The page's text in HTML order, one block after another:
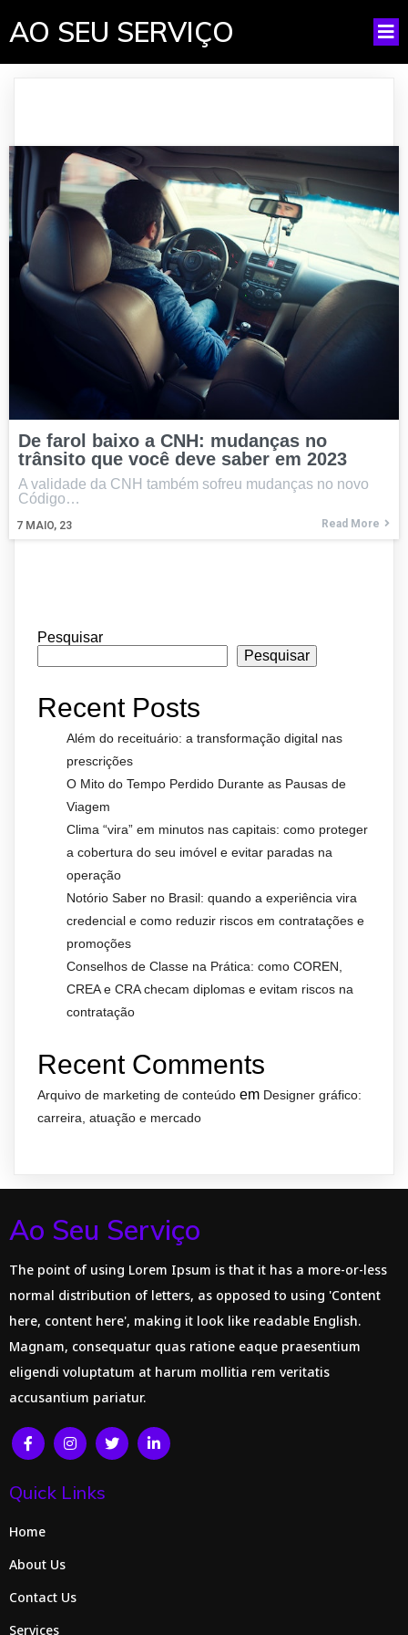
AO SEU SERVIÇO
De farol baixo a CNH: mudanças no
trânsito que você deve saber em 2023
7 MAIO, 23
A validade da CNH também sofreu mudanças no novo
Código…
Read More
Pesquisar
Pesquisar
Recent Posts
Além do receituário: a transformação digital nas
prescrições
O Mito do Tempo Perdido Durante as Pausas de
Viagem
Clima “vira” em minutos nas capitais: como proteger
a cobertura do seu imóvel e evitar paradas na
operação
Notório Saber no Brasil: quando a experiência vira
credencial e como reduzir riscos em contratações e
promoções
Conselhos de Classe na Prática: como COREN,
CREA e CRA checam diplomas e evitam riscos na
contratação
Recent Comments
Arquivo de marketing de conteúdo em Designer gráfico:
carreira, atuação e mercado
Ao Seu Serviço
The point of using Lorem Ipsum is that it has a more-or-less
normal distribution of letters, as opposed to using 'Content
here, content here', making it look like readable English.
Magnam, consequatur quas ratione eaque praesentium
eligendi voluptatum at harum mollitia rem veritatis
accusantium pariatur.
Quick Links
Home
About Us
Contact Us
Services